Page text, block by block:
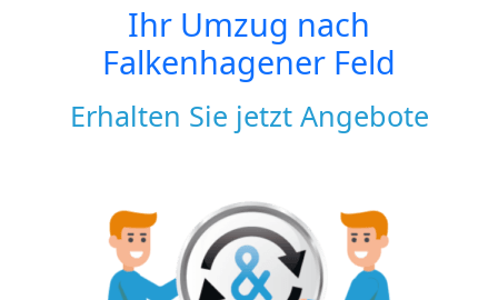
Ihr Umzug nach
Falkenhagener Feld
Erhalten Sie jetzt Angebote